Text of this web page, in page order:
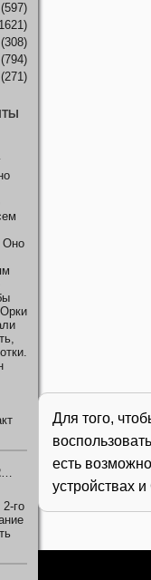
Для того,
есть
устройствах
(597)
(308)
(794)
(271)
Оно
го